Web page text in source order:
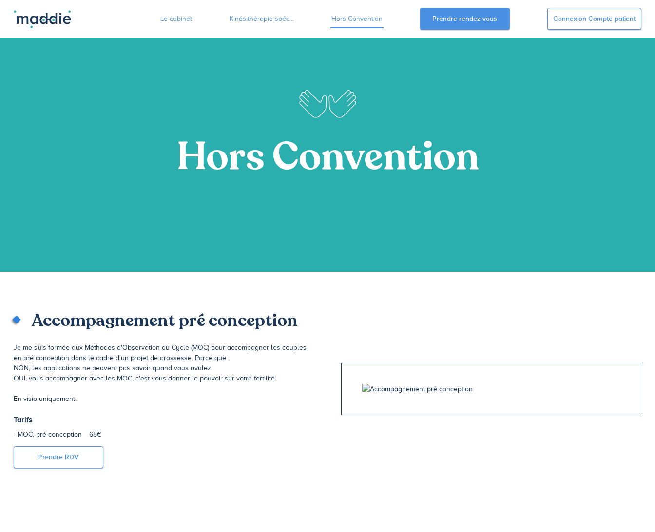
Le cabinet Kinésithérapie spéc... Hors Convention Prendre rendez-vous Connexion Compte patient
Hors Convention
Accompagnement pré conception
Je me suis formée aux Méthodes d'Observation du Cycle (MOC) pour accompagner les couples
en pré conception dans le cadre d'un projet de grossesse. Parce que :
NON, les applications ne peuvent pas savoir quand vous ovulez.
OUI, vous accompagner avec les MOC, c'est vous donner le pouvoir sur votre fertilité.
En visio uniquement.
Tarifs
MOC, pré conception 65€
Prendre RDV